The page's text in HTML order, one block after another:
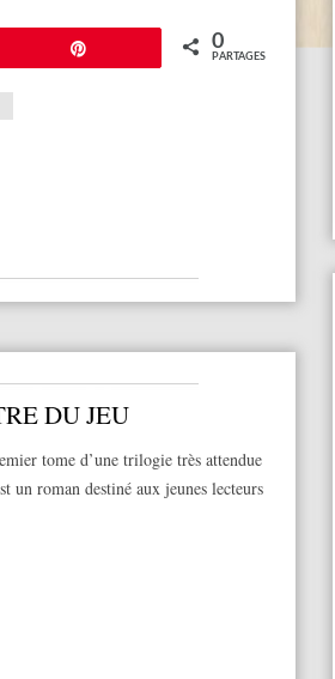
0
PARTAGES
DU JEU
tome d’une trilogie très attendue
un roman destiné aux jeunes lecteurs